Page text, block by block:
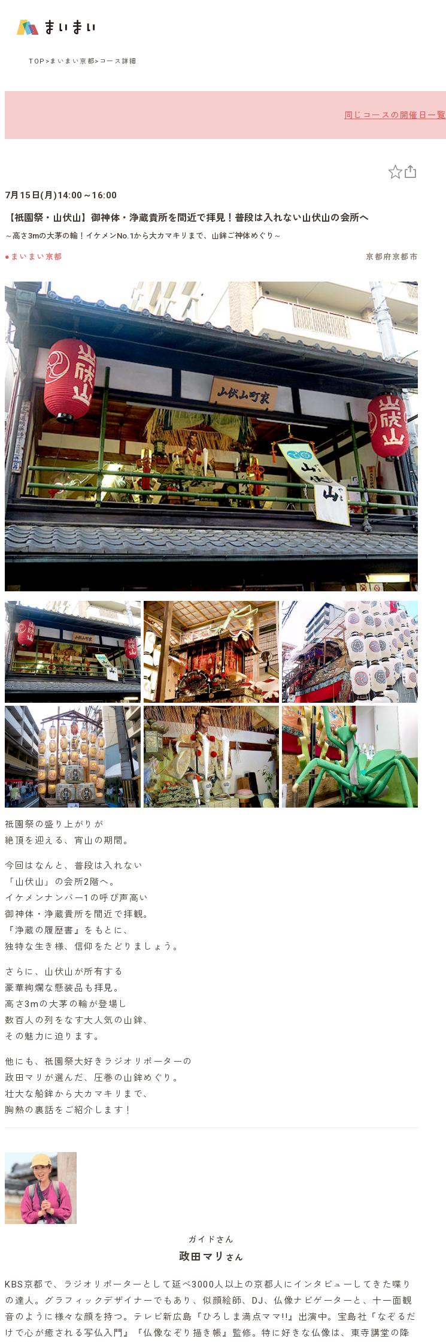
TOP まいまい京都 コース詳細
同じコースの開催日一覧
7月15日(月)14:00～16:00
【祇園祭・山伏山】御神体・浄蔵貴所を間近で拝見！普段は入れない山伏山の会所へ
～高さ3mの大茅の輪！イケメンNo.1から大カマキリまで、山鉾ご神体めぐり～
●まいまい京都 京都府京都市
祇園祭の盛り上がりが
絶頂を迎える、宵山の期間。
今回はなんと、普段は入れない
「山伏山」の会所2階へ。
イケメンナンバー1の呼び声高い
御神体・浄蔵貴所を間近で拝観。
『浄蔵の履歴書』をもとに、
独特な生き様、信仰をたどりましょう。
さらに、山伏山が所有する
豪華絢爛な懸装品も拝見。
高さ3mの大茅の輪が登場し
数百人の列をなす大人気の山鉾、
その魅力に迫ります。
他にも、祇園祭大好きラジオリポーターの
政田マリが選んだ、圧巻の山鉾めぐり。
壮大な船鉾から大カマキリまで、
胸熱の裏話をご紹介します！
ガイドさん
政田マリ さん
KBS京都で、ラジオリポーターとして延べ3000人以上の京都人にインタビューしてきた喋り
の達人。グラフィックデザイナーでもあり、似顔絵師、DJ、仏像ナビゲーターと、十一面観
音のように様々な顔を持つ。テレビ新広島『ひろしま満点ママ!!』出演中。宝島社『なぞるだ
けで心が癒される写仏入門』『仏像なぞり描き帳』監修。特に好きな仏像は、東寺講堂の降